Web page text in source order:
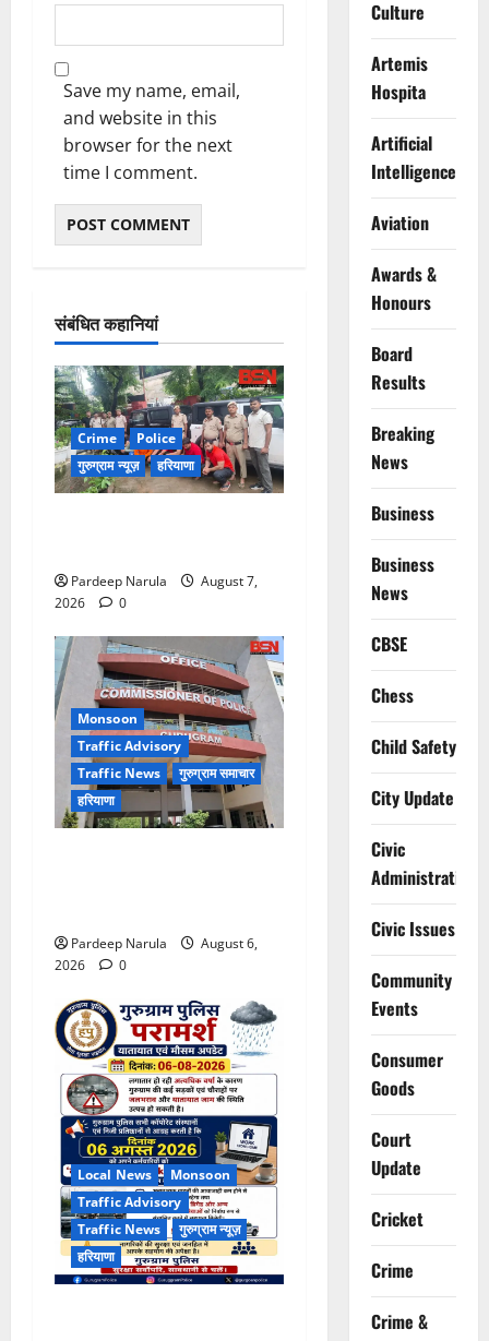
Save my name, email,
and website in this
browser for the next
time I comment.
संबंधित कहानियां
Crime
Police
गुरुग्राम न्यूज़
हरियाणा
Pardeep Narula
August 7,
2026
0
Monsoon
Traffic Advisory
Traffic News
गुरुग्राम समाचार
हरियाणा
Pardeep Narula
August 6,
2026
0
Local News
Monsoon
Traffic Advisory
Traffic News
गुरुग्राम न्यूज़
हरियाणा
Culture
Artemis
Hospita
Artificial
Intelligence
Aviation
Awards &
Honours
Board
Results
Breaking
News
Business
Business
News
CBSE
Chess
Child Safety
City Update
Civic
Administration
Civic Issues
Community
Events
Consumer
Goods
Court
Update
Cricket
Crime
Crime &